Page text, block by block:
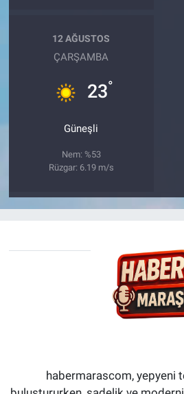
12 AĞUSTOS
ÇARŞAMBA
23°
Güneşli
Nem: %53
Rüzgar: 6.19 m/s
habermarascom, yepyeni